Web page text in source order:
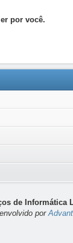
por você.
de Informática
por